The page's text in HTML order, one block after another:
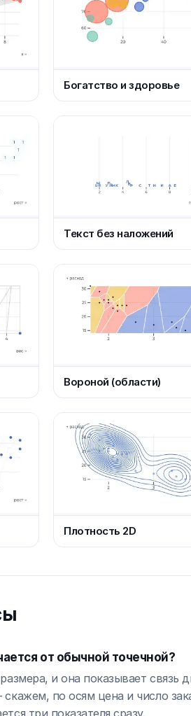
Богатство и здоровье
Текст без наложений
Вороной (области)
Плотность 2D
от обычной точечной?
и она показывает связь
по осям цена и число
три показателя сразу.